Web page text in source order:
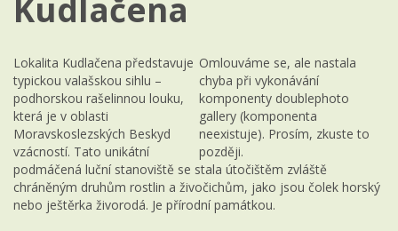
Kudlačena
Omlouváme se, ale nastala
chyba při vykonávání
komponenty doublephoto
gallery (komponenta
neexistuje). Prosím, zkuste to
později.
Lokalita Kudlačena představuje
typickou valašskou sihlu –
podhorskou rašelinnou louku,
která je v oblasti
Moravskoslezských Beskyd
vzácností. Tato unikátní
podmáčená luční stanoviště se stala útočištěm zvláště
chráněným druhům rostlin a živočichům, jako jsou čolek horský
nebo ještěrka živorodá. Je přírodní památkou.